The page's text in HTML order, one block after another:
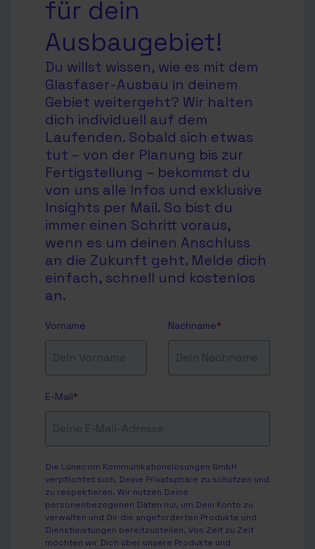
für dein
Ausbaugebiet!
Du willst wissen, wie es mit dem
Glasfaser-Ausbau in deinem
Gebiet weitergeht? Wir halten
dich individuell auf dem
Laufenden. Sobald sich etwas
tut – von der Planung bis zur
Fertigstellung – bekommst du
von uns alle Infos und exklusive
Insights per Mail. So bist du
immer einen Schritt voraus,
wenn es um deinen Anschluss
an die Zukunft geht. Melde dich
einfach, schnell und kostenlos
an.
Vorname Nachname*
E-Mail*
Die Lünecom Kommunikationslösungen GmbH
verpflichtet sich, Deine Privatsphäre zu schützen und
zu respektieren. Wir nutzen Deine
personenbezogenen Daten nur, um Dein Konto zu
verwalten und Dir die angeforderten Produkte und
Dienstleistungen bereitzustellen. Von Zeit zu Zeit
möchten wir Dich über unsere Produkte und